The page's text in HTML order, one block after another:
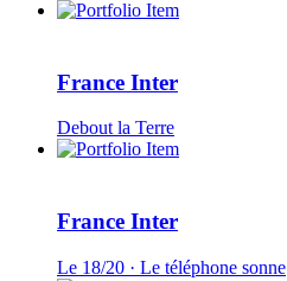
France Inter
Debout la Terre
France Inter
Le 18/20 · Le téléphone sonne